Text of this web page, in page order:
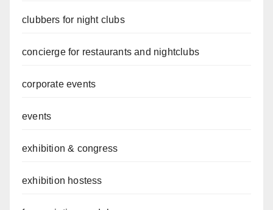
clubbers for night clubs
concierge for restaurants and nightclubs
corporate events
events
exhibition & congress
exhibition hostess